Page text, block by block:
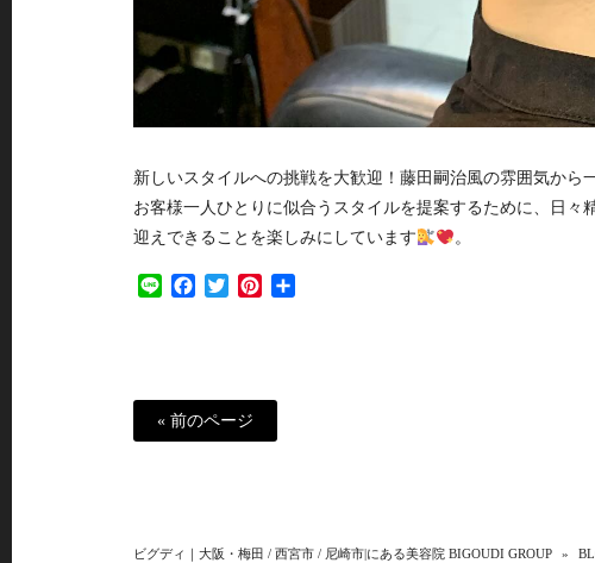
新しいスタイルへの挑戦を大歓迎！藤田嗣治風の雰囲気か
お客様一人ひとりに似合うスタイルを提案するために、日
迎えできることを楽しみにしています
。
Line FacebookTwitterPinterest
« 前のページ
ビグディ｜大阪・梅田 / 西宮市 / 尼崎市|にある美容院 BIGOUDI GROUP »